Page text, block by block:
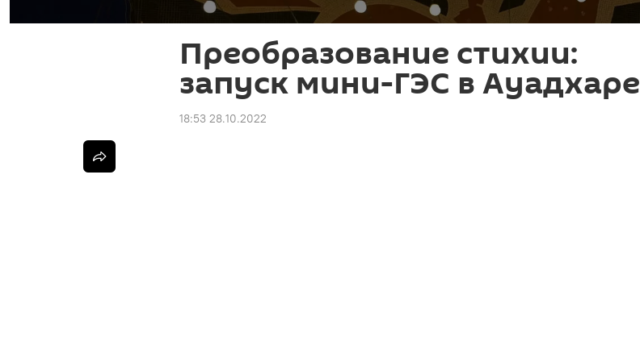
Преобразование стихии:
запуск мини-ГЭС в Ауадхаре
18:53 28.10.2022